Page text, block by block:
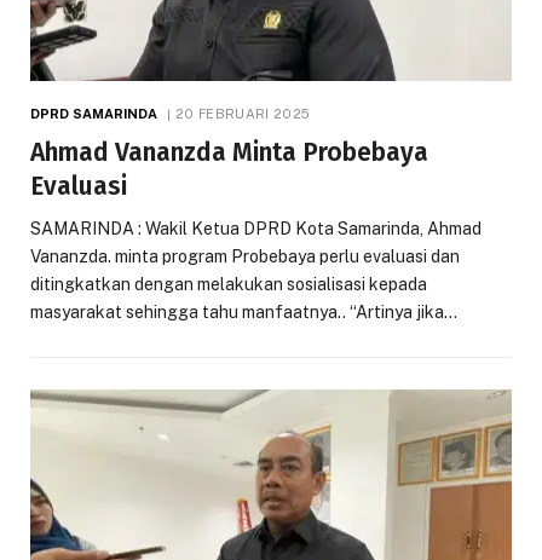
DPRD SAMARINDA 20 FEBRUARI 2025
Ahmad Vananzda Minta Probebaya
Evaluasi
SAMARINDA : Wakil Ketua DPRD Kota Samarinda, Ahmad
Vananzda. minta program Probebaya perlu evaluasi dan
ditingkatkan dengan melakukan sosialisasi kepada
masyarakat sehingga tahu manfaatnya.. “Artinya jika…